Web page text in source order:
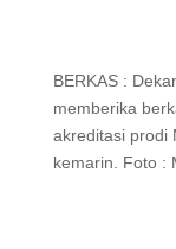
BERKAS :
memberika
akreditasi prodi
kemarin. Foto :